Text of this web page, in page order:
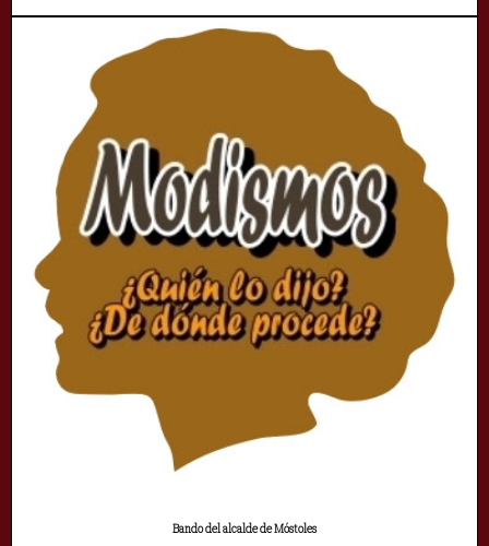
Bando del alcalde de Móstoles